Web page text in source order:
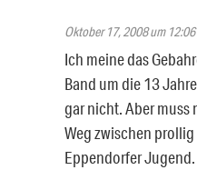
Oktober 17, 2008 um
Ich meine das
Band um die 13
gar nicht. Aber muss
Weg zwischen
Eppendorfer Jugend.